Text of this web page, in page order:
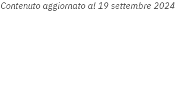
Contenuto aggiornato al 19 settembre 2024